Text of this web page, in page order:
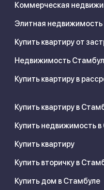
Коммерческая
Элитная недвижимость
Купить квартиру от
Недвижимость
Купить квартиру в
Купить квартиру в
Купить недвижимость
Купить квартиру
Купить вторичку в
Купить дом в Стамбуле